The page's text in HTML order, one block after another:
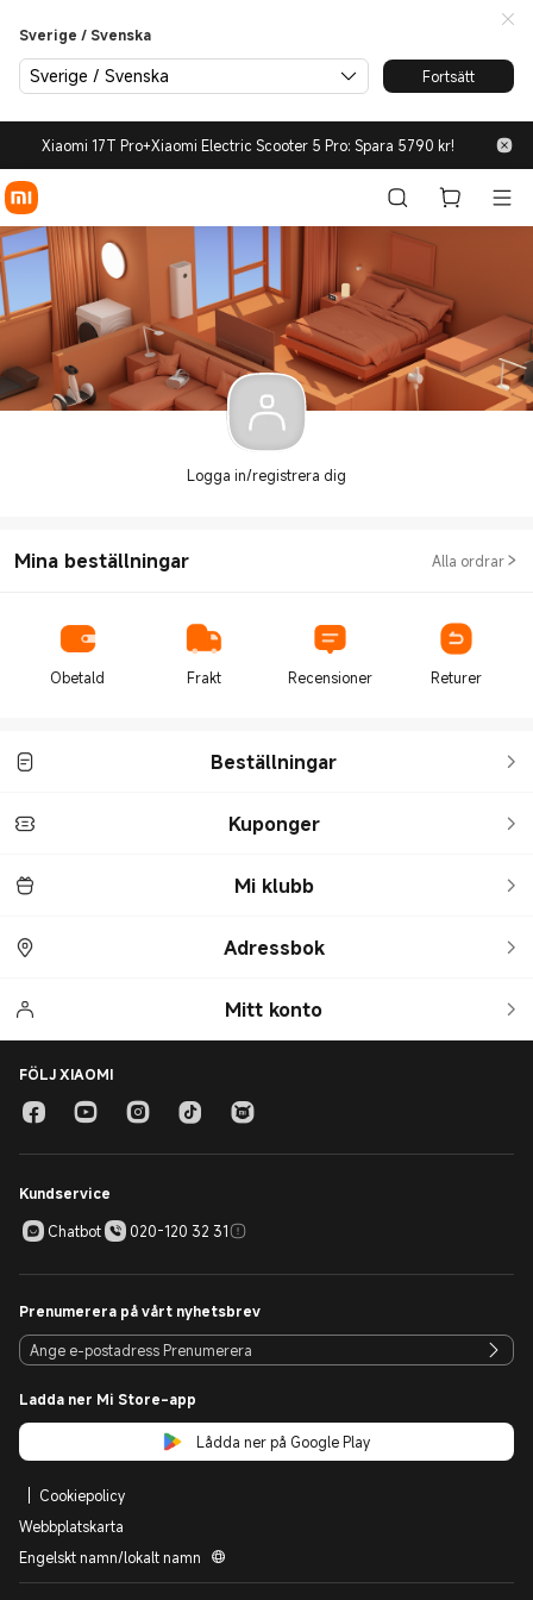
Sverige / Svenska
Sverige / Svenska Fortsätt
Xiaomi 17T Pro+Xiaomi Electric Scooter 5 Pro: Spara 5790 kr!
Logga in/registrera dig
Mina beställningar Alla ordrar
Obetald Frakt Recensioner Returer
Beställningar
Kuponger
Mi klubb
Adressbok
Mitt konto
FÖLJ XIAOMI
Kundservice
Chatbot
020-120 32 31
Prenumerera på vårt nyhetsbrev
Ladda ner Mi Store-app
Lådda ner på Google Play
Cookiepolicy
Webbplatskarta
Engelskt namn/lokalt namn